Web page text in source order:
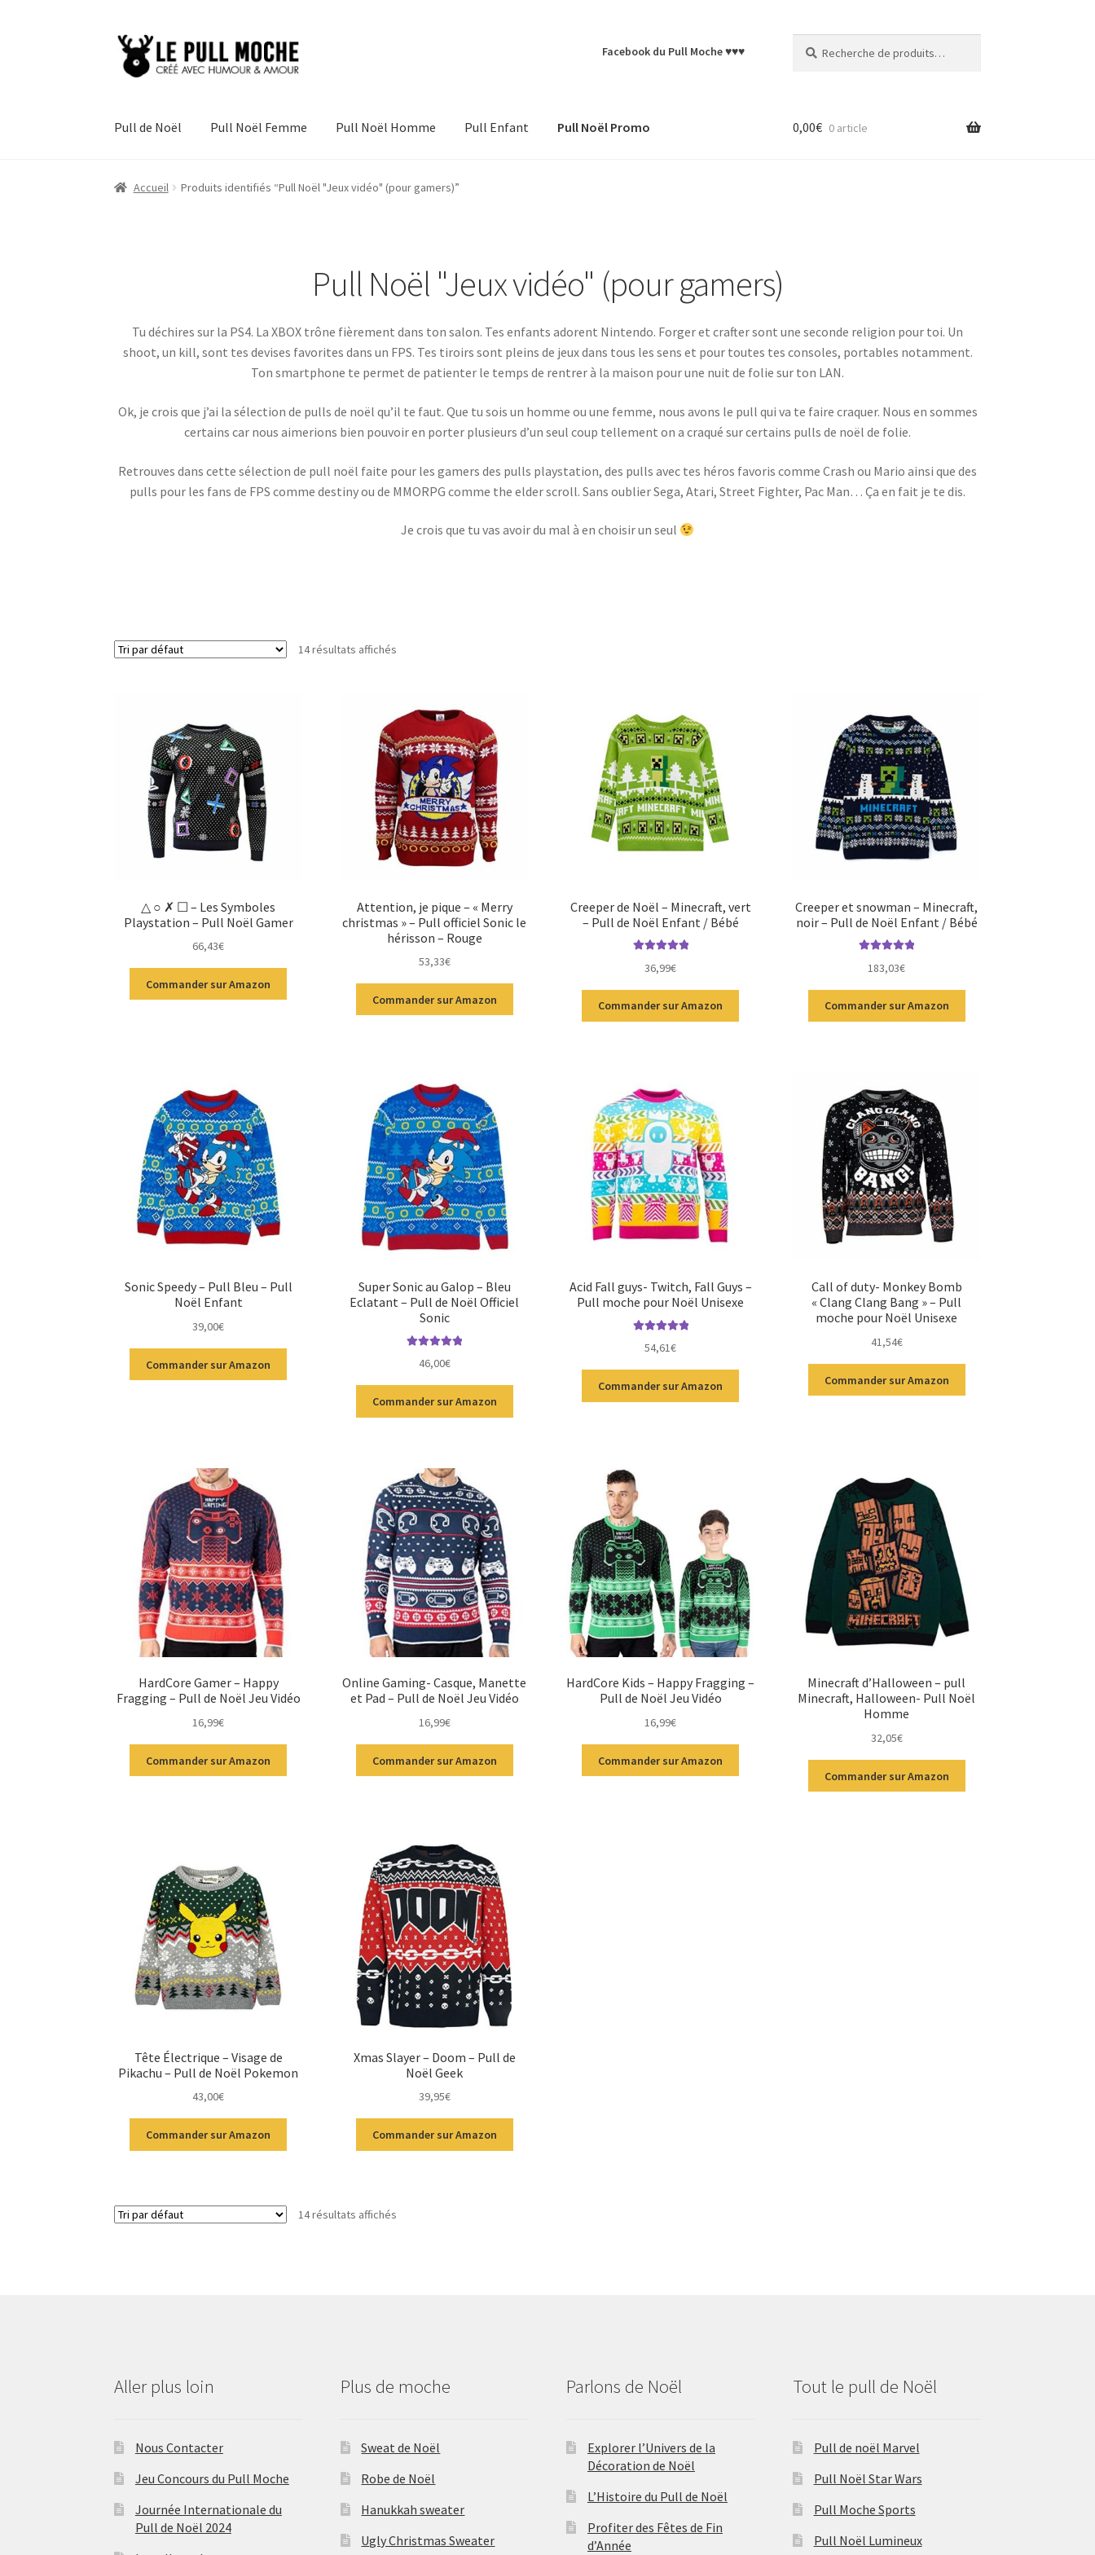
Aller
Aller
au
Facebook du Pull Moche ♥♥♥
pour :
Pull de Noël Pull Noël Femme Pull Noël Homme Pull Enfant Pull Noël Promo 0,00€ 0 article
Accueil Produits identifiés “Pull Noël "Jeux vidéo" (pour gamers)”
Pull Noël "Jeux vidéo" (pour gamers)
Tu déchires sur la PS4. La XBOX trône fièrement dans ton salon. Tes enfants adorent Nintendo. Forger et crafter sont une seconde religion pour toi. Un
shoot, un kill, sont tes devises favorites dans un FPS. Tes tiroirs sont pleins de jeux dans tous les sens et pour toutes tes consoles, portables notamment.
Ton smartphone te permet de patienter le temps de rentrer à la maison pour une nuit de folie sur ton LAN.
Ok, je crois que j’ai la sélection de pulls de noël qu’il te faut. Que tu sois un homme ou une femme, nous avons le pull qui va te faire craquer. Nous en sommes
certains car nous aimerions bien pouvoir en porter plusieurs d’un seul coup tellement on a craqué sur certains pulls de noël de folie.
Retrouves dans cette sélection de pull noël faite pour les gamers des pulls playstation, des pulls avec tes héros favoris comme Crash ou Mario ainsi que des
pulls pour les fans de FPS comme destiny ou de MMORPG comme the elder scroll. Sans oublier Sega, Atari, Street Fighter, Pac Man… Ça en fait je te dis.
Je crois que tu vas avoir du mal à en choisir un seul
14 résultats affichés
△ ○ ✗ ☐ – Les Symboles
Playstation – Pull Noël Gamer
66,43€
Commander sur Amazon
Attention, je pique – « Merry
christmas » – Pull officiel Sonic le
hérisson – Rouge
53,33€
Commander sur Amazon
Creeper de Noël – Minecraft, vert
– Pull de Noël Enfant / Bébé
5
36,99€
Commander sur Amazon
Creeper et snowman – Minecraft,
noir – Pull de Noël Enfant / Bébé
5
183,03€
Commander sur Amazon
Sonic Speedy – Pull Bleu – Pull
Noël Enfant
39,00€
Commander sur Amazon
Super Sonic au Galop – Bleu
Eclatant – Pull de Noël Officiel
Sonic
5
46,00€
Commander sur Amazon
Acid Fall guys- Twitch, Fall Guys –
Pull moche pour Noël Unisexe
5
54,61€
Commander sur Amazon
Call of duty- Monkey Bomb
« Clang Clang Bang » – Pull
moche pour Noël Unisexe
41,54€
Commander sur Amazon
HardCore Gamer – Happy
Fragging – Pull de Noël Jeu Vidéo
16,99€
Commander sur Amazon
Online Gaming- Casque, Manette
et Pad – Pull de Noël Jeu Vidéo
16,99€
Commander sur Amazon
HardCore Kids – Happy Fragging –
Pull de Noël Jeu Vidéo
16,99€
Commander sur Amazon
Minecraft d’Halloween – pull
Minecraft, Halloween- Pull Noël
Homme
32,05€
Commander sur Amazon
Tête Électrique – Visage de
Pikachu – Pull de Noël Pokemon
43,00€
Commander sur Amazon
Xmas Slayer – Doom – Pull de
Noël Geek
39,95€
Commander sur Amazon
14 résultats affichés
Aller plus loin
Nous Contacter
Jeu Concours du Pull Moche
Journée Internationale du
Pull de Noël 2024
Plus de moche
Sweat de Noël
Robe de Noël
Hanukkah sweater
Ugly Christmas Sweater
Parlons de Noël
Explorer l’Univers de la
Décoration de Noël
L’Histoire du Pull de Noël
Profiter des Fêtes de Fin
d’Année
Tout le pull de Noël
Pull de noël Marvel
Pull Noël Star Wars
Pull Moche Sports
Pull Noël Lumineux